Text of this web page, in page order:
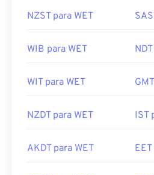
NZST para WET
WIB para WET
WIT para WET
NZDT para WET IST
AKDT para WET